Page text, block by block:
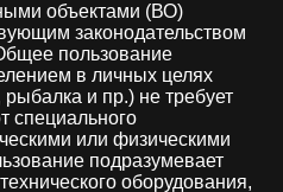
объектами (ВО)
законодательством
пользование
в личных целях
и пр.) не требует
специального
или физическими
подразумевает
оборудования,